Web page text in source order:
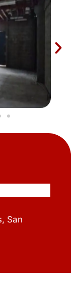
San